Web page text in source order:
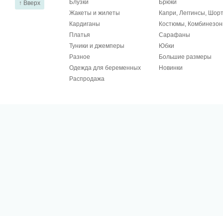
↑ Вверх Блузки
Брюки
Жакеты и жилеты
Капри, Леггинсы,
Кардиганы
Костюмы,
Платья
Сарафаны
Туники и джемперы
Юбки
Разное
Большие размеры
Одежда для беременных
Новинки
Распродажа